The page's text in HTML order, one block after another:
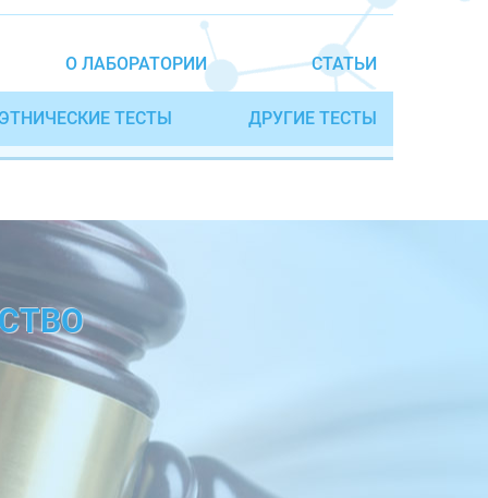
О ЛАБОРАТОРИИ СТАТЬИ
ТЕСТЫ ДРУГИЕ ТЕСТЫ